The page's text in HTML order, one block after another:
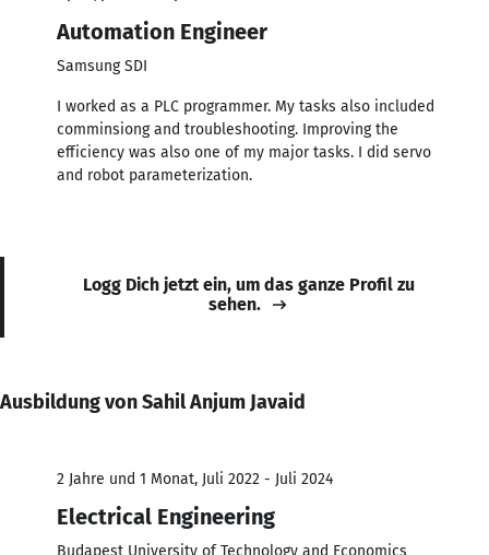
Automation Engineer
Samsung SDI
I worked as a PLC programmer. My tasks also included
comminsiong and troubleshooting. Improving the
efficiency was also one of my major tasks. I did servo
and robot parameterization.
Logg Dich jetzt ein, um das ganze Profil zu
sehen.
Ausbildung von Sahil Anjum Javaid
2 Jahre und 1 Monat, Juli 2022 - Juli 2024
Electrical Engineering
Budapest University of Technology and Economics